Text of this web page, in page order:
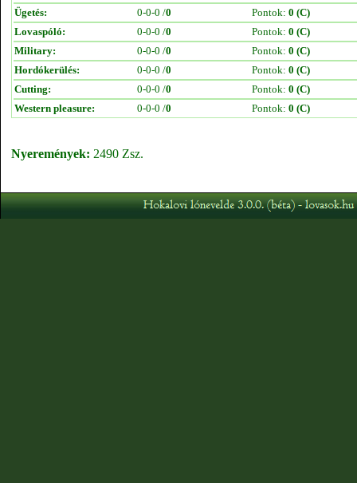
Ügetés:
0-0-0 /0 Pontok: 0 (C)
Lovaspóló:
0-0-0 /0 Pontok: 0 (C)
Military:
0-0-0 /0 Pontok: 0 (C)
Hordókerülés:
0-0-0 /0 Pontok: 0 (C)
Cutting:
0-0-0 /0 Pontok: 0 (C)
Western pleasure:
0-0-0 /0 Pontok: 0 (C)
Nyeremények: 2490 Zsz.